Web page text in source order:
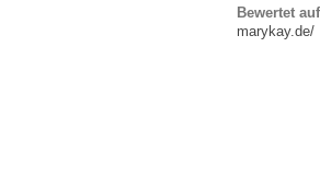
Bewertet auf
marykay.de/